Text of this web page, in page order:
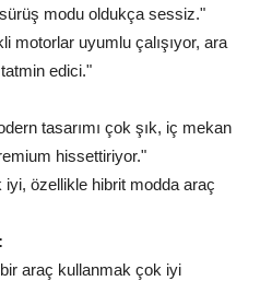
modu oldukça sessiz."
motorlar uyumlu çalışıyor, ara
edici."
tasarımı çok şık, iç mekan
hissettiriyor."
özellikle hibrit modda araç
araç kullanmak çok iyi